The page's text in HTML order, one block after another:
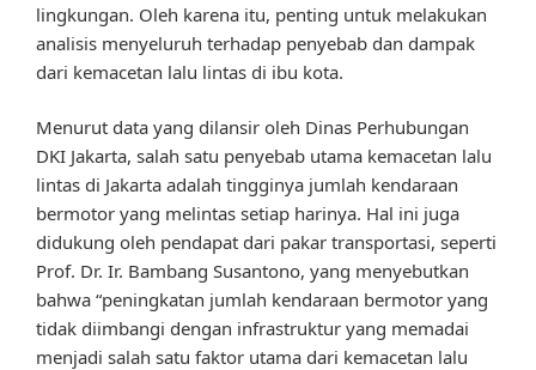
lingkungan. Oleh karena itu, penting untuk melakukan
analisis menyeluruh terhadap penyebab dan dampak
dari kemacetan lalu lintas di ibu kota.
Menurut data yang dilansir oleh Dinas Perhubungan
DKI Jakarta, salah satu penyebab utama kemacetan lalu
lintas di Jakarta adalah tingginya jumlah kendaraan
bermotor yang melintas setiap harinya. Hal ini juga
didukung oleh pendapat dari pakar transportasi, seperti
Prof. Dr. Ir. Bambang Susantono, yang menyebutkan
bahwa “peningkatan jumlah kendaraan bermotor yang
tidak diimbangi dengan infrastruktur yang memadai
menjadi salah satu faktor utama dari kemacetan lalu